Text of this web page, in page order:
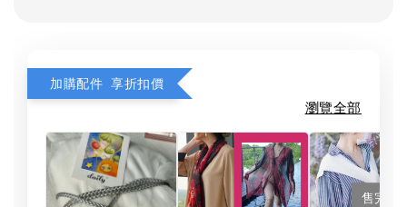
加購配件 享折扣價
瀏覽全部
售完